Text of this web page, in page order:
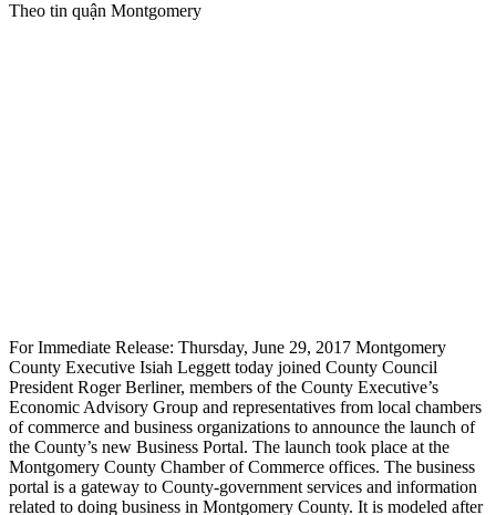
Theo tin quận Montgomery
For Immediate Release: Thursday, June 29, 2017 Montgomery
County Executive Isiah Leggett today joined County Council
President Roger Berliner, members of the County Executive’s
Economic Advisory Group and representatives from local chambers
of commerce and business organizations to announce the launch of
the County’s new Business Portal. The launch took place at the
Montgomery County Chamber of Commerce offices. The business
portal is a gateway to County-government services and information
related to doing business in Montgomery County. It is modeled after